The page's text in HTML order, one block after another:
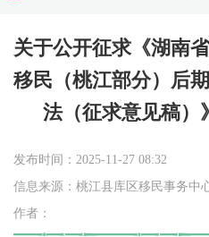
关于公开征求《湖南
移民（桃江部分）后
法（征求意见稿）
发布时间：2025-11-27 08:32
信息来源：桃江县库区移民事务中
作者：